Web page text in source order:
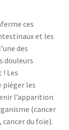
ces
et les
des
douleurs
Les
piéger les
l’apparition
(cancer
cancer du foie).